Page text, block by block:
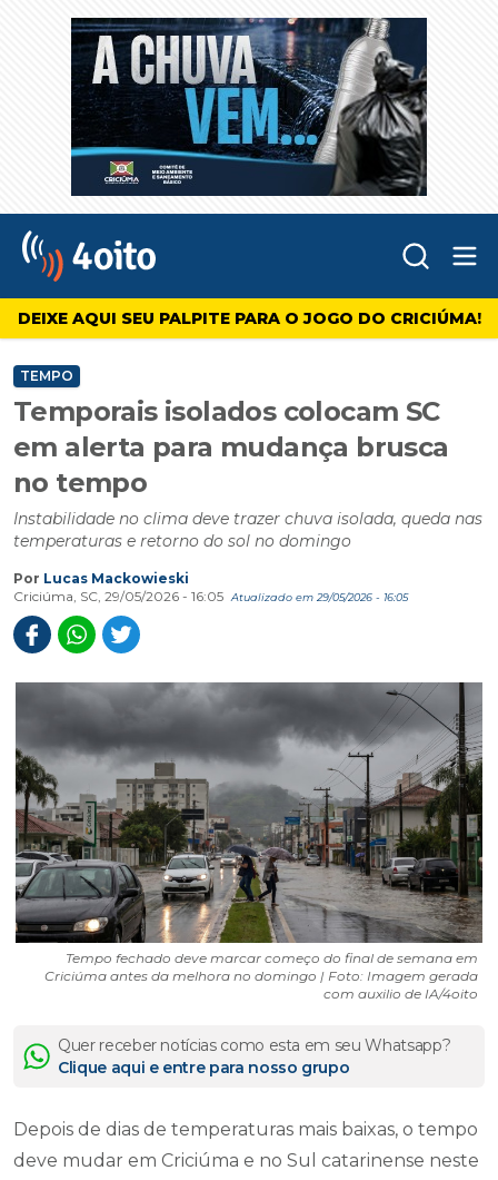
4oito
DEIXE AQUI SEU PALPITE PARA O JOGO DO CRICIÚMA!
TEMPO
Temporais isolados colocam SC
em alerta para mudança brusca
no tempo
Instabilidade no clima deve trazer chuva isolada, queda nas
temperaturas e retorno do sol no domingo
Por Lucas Mackowieski
Criciúma, SC, 29/05/2026 - 16:05
Atualizado em 29/05/2026 - 16:05
Tempo fechado deve marcar começo do final de semana em
Criciúma antes da melhora no domingo | Foto: Imagem gerada
com auxilio de IA/4oito
Quer receber notícias como esta em seu Whatsapp?
Clique aqui e entre para nosso grupo
Depois de dias de temperaturas mais baixas, o tempo
deve mudar em Criciúma e no Sul catarinense neste